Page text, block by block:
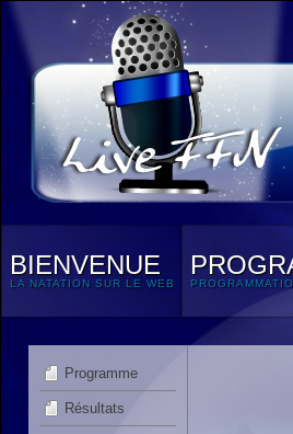
BIENVENUE
LA NATATION SUR LE WEB
Programme
Résultats